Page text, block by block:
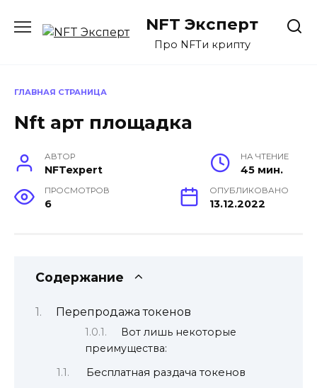
содержанию
NFT Эксперт
Про NFTи крипту
ГЛАВНАЯ СТРАНИЦА
Nft арт площадка
АВТОР
NFTexpert
НА ЧТЕНИЕ
45 мин.
ПРОСМОТРОВ
6
ОПУБЛИКОВАНО
13.12.2022
Содержание
Перепродажа токенов
Вот лишь некоторые
преимущества:
Бесплатная раздача токенов